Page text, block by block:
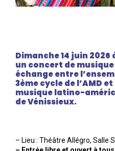
Dimanche 14 juin 2026
un concert de
échange entre
3ème cycle de l’AMD
musique latino-
de Vénissieux.
– Lieu : Théâtre Allégro, Salle